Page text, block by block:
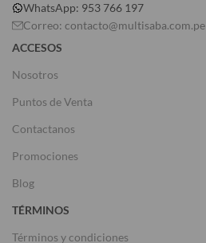
WhatsApp: 953 766 197
Correo: contacto@multisaba.com.pe
ACCESOS
Nosotros
Puntos de Venta
Contactanos
Promociones
Blog
TÉRMINOS
Términos y condiciones